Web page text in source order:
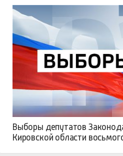
Выборы депутатов
Кировской области